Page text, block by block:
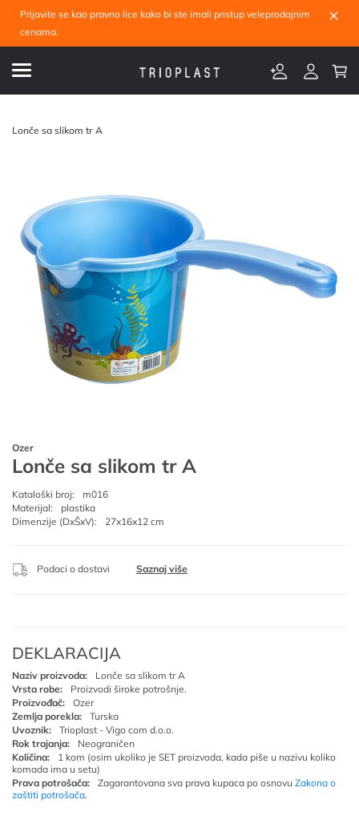
Prijavite se kao pravno lice kako bi ste imali pristup veleprodajnim
cenama.
×
Lonče sa slikom tr A
Ozer
Lonče sa slikom tr A
Kataloški broj:
m016
Materijal:
plastika
Dimenzije (DxŠxV):
27x16x12 cm
Podaci o dostavi Saznaj više
DEKLARACIJA
Naziv proizvoda:
Lonče sa slikom tr A
Vrsta robe:
Proizvodi široke potrošnje.
Proizvođač:
Ozer
Zemlja porekla:
Turska
Uvoznik:
Trioplast - Vigo com d.o.o.
Rok trajanja:
Neograničen
Količina:
1 kom (osim ukoliko je SET proizvoda, kada piše u nazivu koliko
komada ima u setu)
Prava potrošača:
Zagarantovana sva prava kupaca po osnovu Zakona o
zaštiti potrošača.